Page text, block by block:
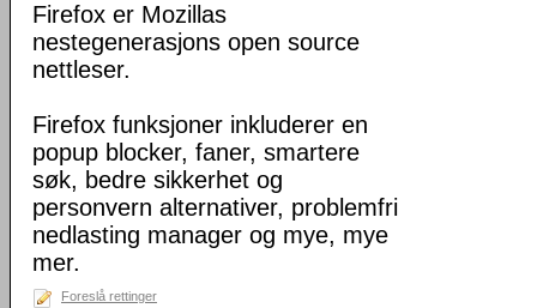
Firefox er Mozillas
nestegenerasjons open source
nettleser.
Firefox funksjoner inkluderer en
popup blocker, faner, smartere
søk, bedre sikkerhet og
personvern alternativer, problemfri
nedlasting manager og mye, mye
mer.
Foreslå rettinger